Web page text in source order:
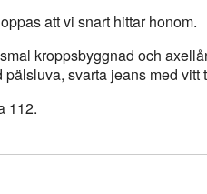
att vi snart hittar honom.
kroppsbyggnad och
svarta jeans med vitt
112.